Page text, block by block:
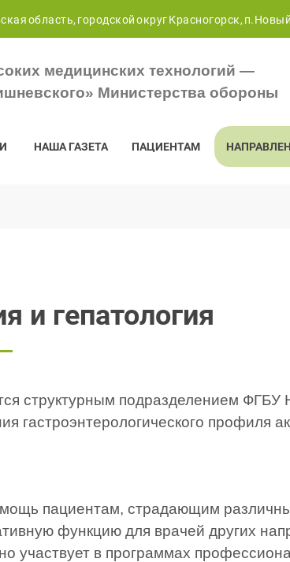
область, городской округ Красногорск,
медицинских технологий —
Министерства обороны
НАША ГАЗЕТА ПАЦИЕНТАМ
и гепатология
структурным подразделением
профиля
пациентам, страдающим
функцию для врачей других
участвует в программах